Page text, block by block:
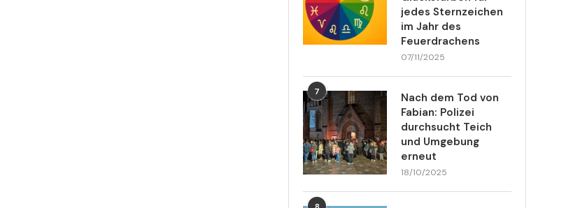
jedes Sternzeichen
im Jahr des
Feuerdrachens
07/11/2025
7
Nach dem Tod von
Fabian: Polizei
durchsucht Teich
und Umgebung
erneut
18/10/2025